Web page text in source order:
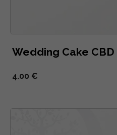
Wedding Cake CBD
4.00 €